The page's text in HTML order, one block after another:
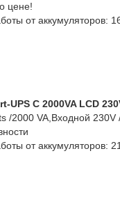
цене!
от аккумуляторов:
UPS C 2000VA LCD
/2000 VA,Входной
от аккумуляторов: